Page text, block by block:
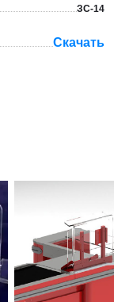
ЗС-14
Скачать